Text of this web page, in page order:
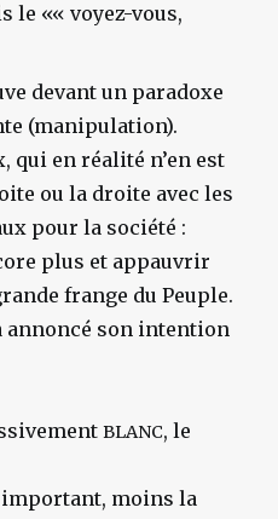
le «« voyez-vous,
devant un paradoxe
(manipulation).
qui en réalité n’en est
ou la droite avec les
pour la société :
plus et appauvrir
frange du Peuple.
annoncé son intention
BLANC, le
important, moins la